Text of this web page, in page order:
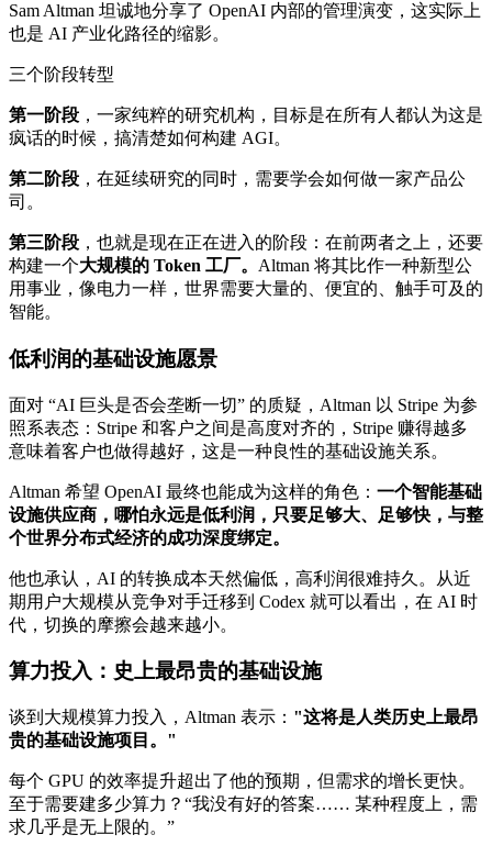
Sam Altman 坦诚地分享了 OpenAI 内部的管理演变，这实际上
也是 AI 产业化路径的缩影。
三个阶段转型
第一阶段 ，一家纯粹的研究机构，目标是在所有人都认为这是
疯话的时候，搞清楚如何构建 AGI。
第二阶段 ，在延续研究的同时，需要学会如何做一家产品公
司。
第三阶段 ，也就是现在正在进入的阶段：在前两者之上，还要
构建一个大规模的 Token 工厂。 Altman 将其比作一种新型公
用事业，像电力一样，世界需要大量的、便宜的、触手可及的
智能。
低利润的基础设施愿景
面对 “AI 巨头是否会垄断一切” 的质疑，Altman 以 Stripe 为参
照系表态：Stripe 和客户之间是高度对齐的，Stripe 赚得越多
意味着客户也做得越好，这是一种良性的基础设施关系。
Altman 希望 OpenAI 最终也能成为这样的角色： 一个智能基础
设施供应商，哪怕永远是低利润，只要足够大、足够快，与整
个世界分布式经济的成功深度绑定。
他也承认，AI 的转换成本天然偏低，高利润很难持久。从近
期用户大规模从竞争对手迁移到 Codex 就可以看出，在 AI 时
代，切换的摩擦会越来越小。
算力投入：史上最昂贵的基础设施
谈到大规模算力投入，Altman 表示： "这将是人类历史上最昂
贵的基础设施项目。"
每个 GPU 的效率提升超出了他的预期，但需求的增长更快。
至于需要建多少算力？“我没有好的答案…… 某种程度上，需
求几乎是无上限的。”